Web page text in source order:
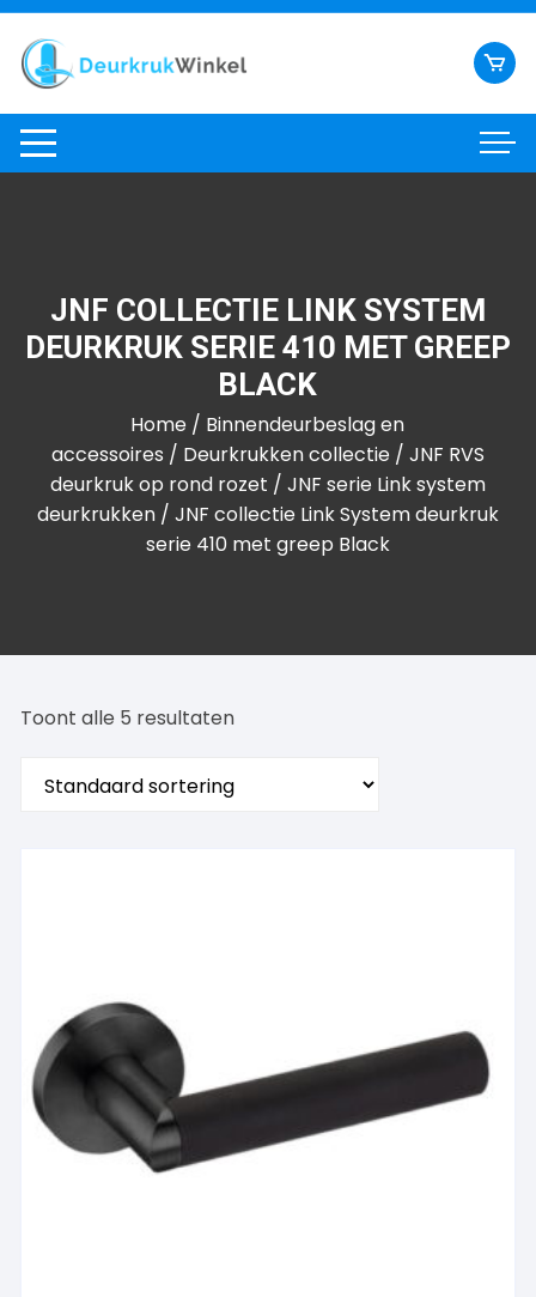
Ga
naar
inhoud
JNF COLLECTIE LINK SYSTEM
DEURKRUK SERIE 410 MET GREEP
BLACK
Home / Binnendeurbeslag en
accessoires / Deurkrukken collectie/ JNF RVS
deurkruk op rond rozet / JNF serie Link system
deurkrukken/ JNF collectie Link System deurkruk
serie 410 met greep Black
Toont alle 5 resultaten